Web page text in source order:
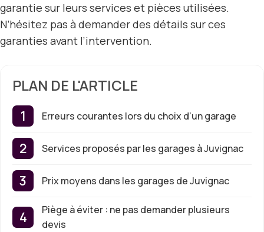
garantie sur leurs services et pièces utilisées.
N’hésitez pas à demander des détails sur ces
garanties avant l’intervention.
PLAN DE L'ARTICLE
Erreurs courantes lors du choix d’un garage
Services proposés par les garages à Juvignac
Prix moyens dans les garages de Juvignac
Piège à éviter : ne pas demander plusieurs
devis